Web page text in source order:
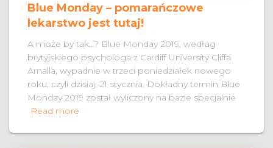
Blue Monday – pomarańczowe
lekarstwo jest tutaj!
A może by tak…? Blue Monday 2019, według
brytyjskiego psychologa z Cardiff University Cliffa
Arnalla, wypadnie w trzeci poniedziałek nowego
roku, czyli dzisiaj, 21 stycznia. Dokładny termin Blue
Monday 2019 został wyliczony na bazie specjalnie
Read more